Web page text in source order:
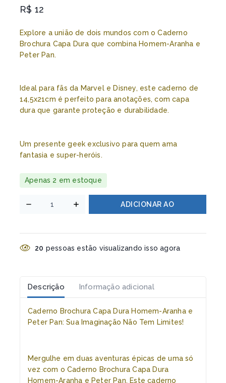
R$ 12
Explore a união de dois mundos com o Caderno
Brochura Capa Dura que combina Homem-Aranha e
Peter Pan.
Ideal para fãs da Marvel e Disney, este caderno de
14,5x21cm é perfeito para anotações, com capa
dura que garante proteção e durabilidade.
Um presente geek exclusivo para quem ama
fantasia e super-heróis.
Apenas 2 em estoque
ADICIONAR AO
20 pessoas estão visualizando isso agora
Descrição Informação adicional
Caderno Brochura Capa Dura Homem-Aranha e
Peter Pan: Sua Imaginação Não Tem Limites!
Mergulhe em duas aventuras épicas de uma só
vez com o Caderno Brochura Capa Dura
Homem-Aranha e Peter Pan. Este caderno